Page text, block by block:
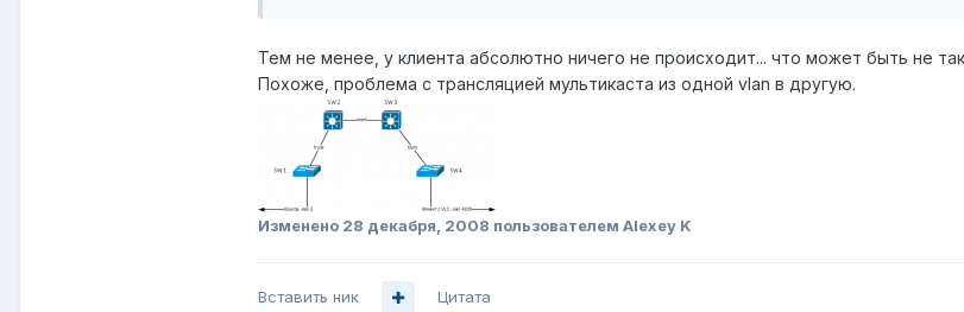
Тем не менее, у клиента абсолютно ничего не происходит... что может быть не
Похоже, проблема с трансляцией мультикаста из одной vlan в другую.
Изменено 28 декабря, 2008 пользователем Alexey K
Вставить ник Цитата